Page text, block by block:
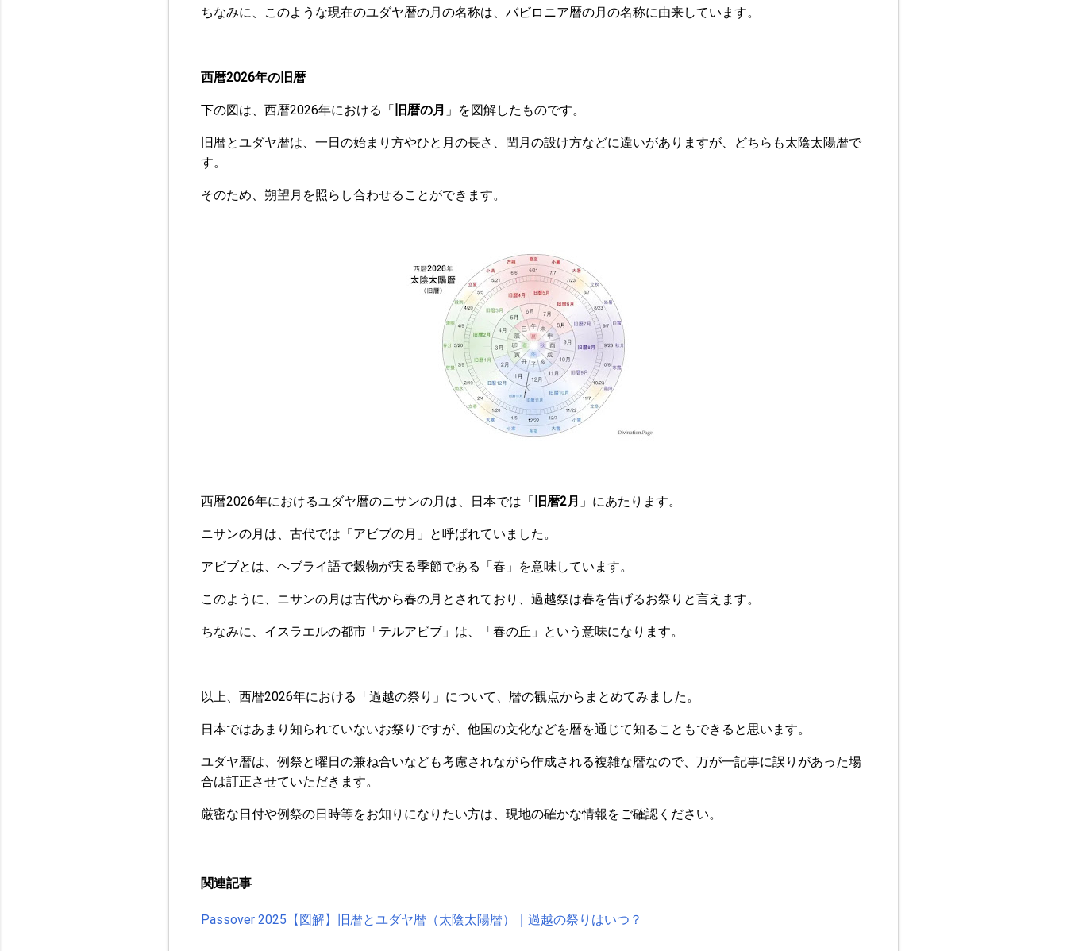
ちなみに、このような現在のユダヤ暦の月の名称は、バビロニア暦の月の名称に由来しています。
西暦2026年の旧暦
下の図は、西暦2026年における「 旧暦の月 」を図解したものです。
旧暦とユダヤ暦は、一日の始まり方やひと月の長さ、閏月の設け方などに違いがありますが、どちらも太陰太陽暦で
す。
そのため、朔望月を照らし合わせることができます。
西暦2026年におけるユダヤ暦のニサンの月は、日本では「 旧暦2月 」にあたります。
ニサンの月は、古代では「アビブの月」と呼ばれていました。
アビブとは、ヘブライ語で穀物が実る季節である「春」を意味しています。
このように、ニサンの月は古代から春の月とされており、過越祭は春を告げるお祭りと言えます。
ちなみに、イスラエルの都市「テルアビブ」は、「春の丘」という意味になります。
以上、西暦2026年における「過越の祭り」について、暦の観点からまとめてみました。
日本ではあまり知られていないお祭りですが、他国の文化などを暦を通じて知ることもできると思います。
ユダヤ暦は、例祭と曜日の兼ね合いなども考慮されながら作成される複雑な暦なので、万が一記事に誤りがあった場
合は訂正させていただきます。
厳密な日付や例祭の日時等をお知りになりたい方は、現地の確かな情報をご確認ください。
関連記事
Passover 2025【図解】旧暦とユダヤ暦（太陰太陽暦）｜過越の祭りはいつ？